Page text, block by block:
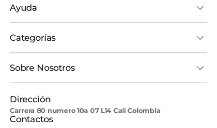
Ayuda
Categorías
Sobre Nosotros
Dirección
Carrera 80 numero 10a 07 L14 Cali Colombia
Contactos